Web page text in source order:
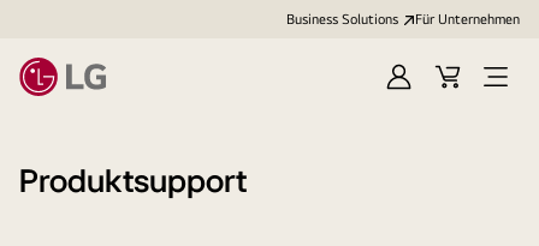
Business Solutions Für Unternehmen
Anmelden
Cart
Open
Produktsupport